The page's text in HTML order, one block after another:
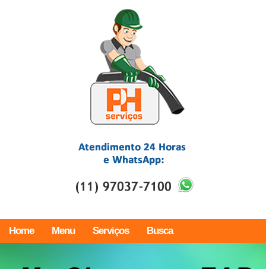
Home Menu Serviços Busca